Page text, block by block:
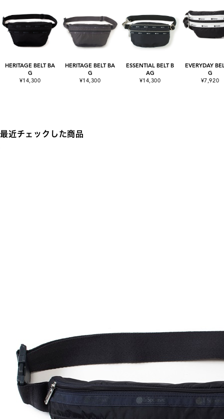
HERITAGE BELT BA
G
¥14,300
HERITAGE BELT BA
G
¥14,300
ESSENTIAL BELT B
AG
¥14,300
EVERYDAY
G
¥7,920
最近チェックした商品